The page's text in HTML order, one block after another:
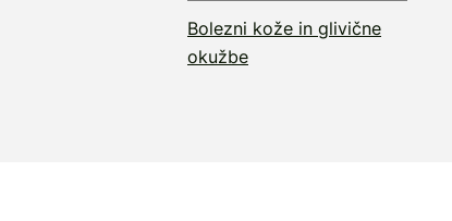
Bolezni kože in glivične
okužbe